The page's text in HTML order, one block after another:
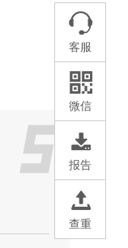
客服
微信
报告
查重